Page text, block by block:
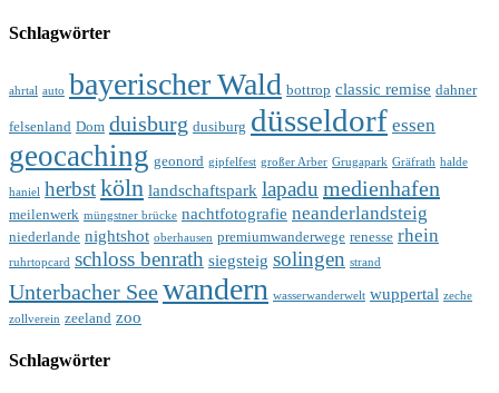
Schlagwörter
ahrtal auto bayerischer Wald bottrop classic remise dahner
felsenland Dom duisburg dusiburg düsseldorf essen
geocaching geonord gipfelfest großer Arber Grugapark Gräfrath halde
haniel herbstköln landschaftspark lapadu medienhafen
meilenwerk müngstner brücke nachtfotografie neanderlandsteig
niederlande nightshot oberhausen premiumwanderwege renesse rhein
ruhrtopcard schloss benrath siegsteig solingen strand
Unterbacher Seewandern wasserwanderwelt wuppertal zeche
zollverein zeeland zoo
Schlagwörter